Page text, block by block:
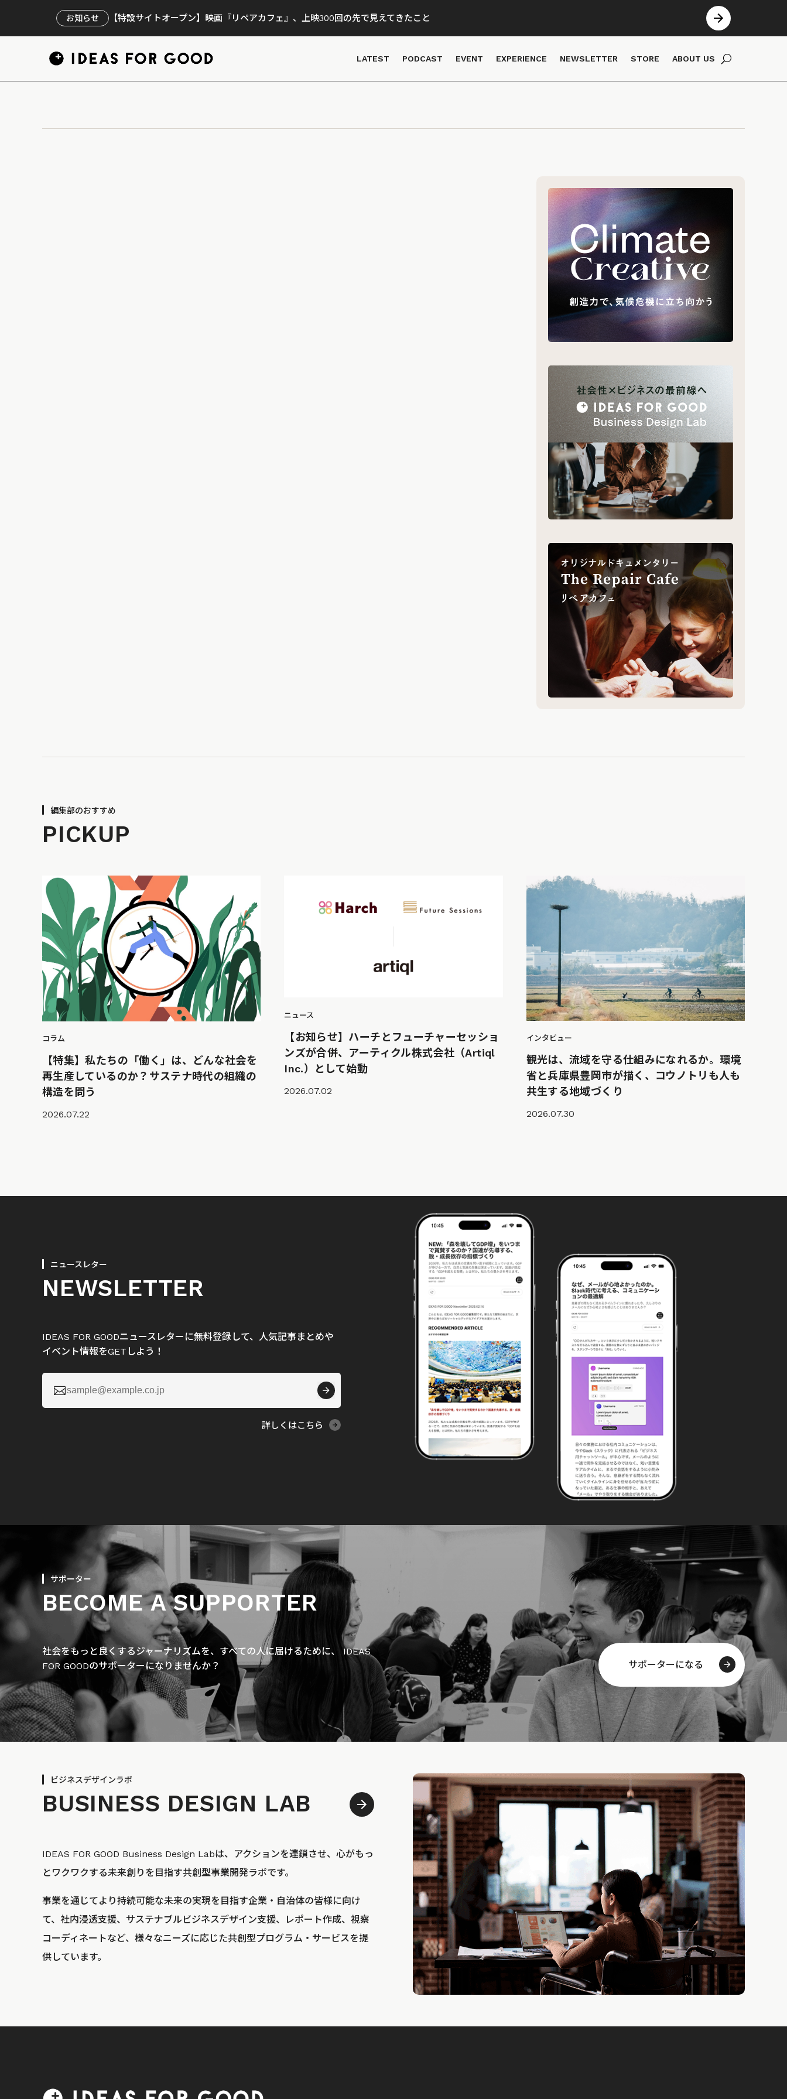
お知らせ 【特設サイトオープン】映画『リペアカフェ』、上映300回の先で見えてきたこと
LATEST PODCAST EVENT EXPERIENCE NEWSLETTER STORE ABOUT US
編集部のおすすめ
PICKUP
コラム
【特集】私たちの「働く」は、どんな社会を
再生産しているのか？サステナ時代の組織の
構造を問う
2026.07.22
ニュース
【お知らせ】ハーチとフューチャーセッショ
ンズが合併、アーティクル株式会社（Artiql
Inc.）として始動
2026.07.02
インタビュー
観光は、流域を守る仕組みになれるか。環境
省と兵庫県豊岡市が描く、コウノトリも人も
共生する地域づくり
2026.07.30
ニュースレター
NEWSLETTER
IDEAS FOR GOODニュースレターに無料登録して、人気記事まとめや
イベント情報をGETしよう！

詳しくはこちら
サポーター
BECOME A SUPPORTER
社会をもっと良くするジャーナリズムを、すべての人に届けるために、 IDEAS
FOR GOODのサポーターになりませんか？
サポーターになる
ビジネスデザインラボ
BUSINESS DESIGN LAB
IDEAS FOR GOOD Business Design Labは、アクションを連鎖させ、心がもっ
とワクワクする未来創りを目指す共創型事業開発ラボです。
事業を通じてより持続可能な未来の実現を目指す企業・自治体の皆様に向け
て、社内浸透支援、サステナブルビジネスデザイン支援、レポート作成、視察
コーディネートなど、様々なニーズに応じた共創型プログラム・サービスを提
供しています。